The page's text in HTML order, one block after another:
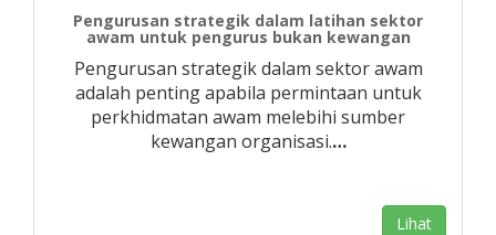
Pengurusan strategik dalam latihan sektor
awam untuk pengurus bukan kewangan
Pengurusan strategik dalam sektor awam
adalah penting apabila permintaan untuk
perkhidmatan awam melebihi sumber
kewangan organisasi.…
Lihat